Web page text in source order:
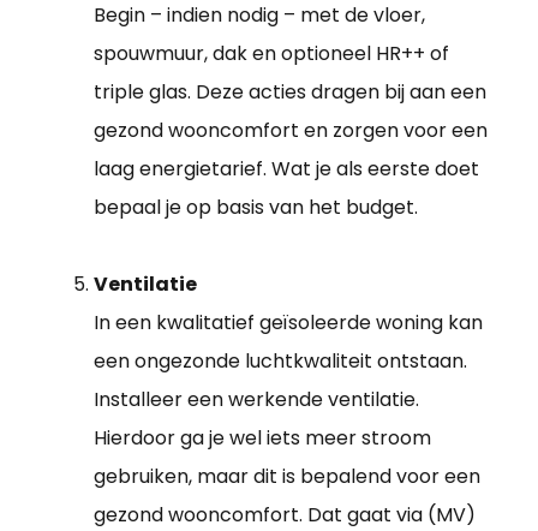
Begin – indien nodig – met de vloer,
spouwmuur, dak en optioneel HR++ of
triple glas. Deze acties dragen bij aan een
gezond wooncomfort en zorgen voor een
laag energietarief. Wat je als eerste doet
bepaal je op basis van het budget.
Ventilatie
In een kwalitatief geïsoleerde woning kan
een ongezonde luchtkwaliteit ontstaan.
Installeer een werkende ventilatie.
Hierdoor ga je wel iets meer stroom
gebruiken, maar dit is bepalend voor een
gezond wooncomfort. Dat gaat via (MV)